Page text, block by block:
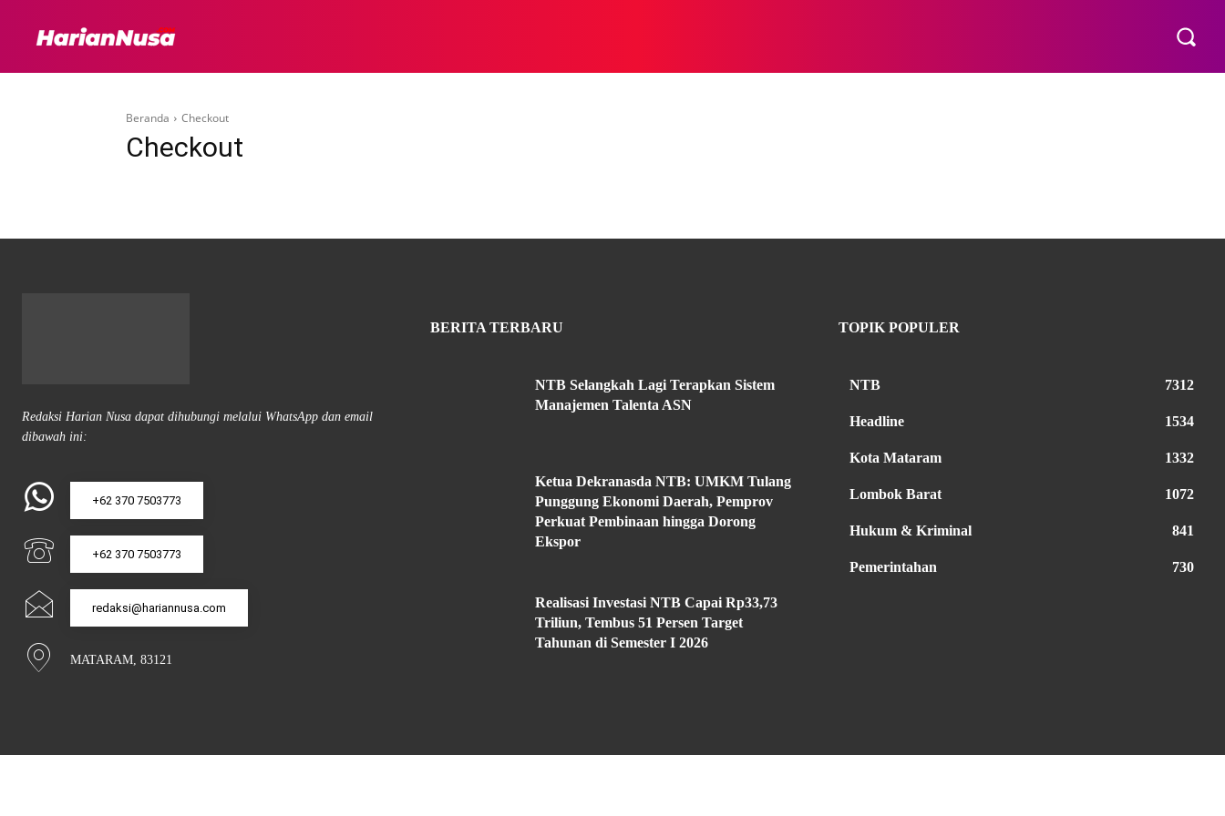
Beranda Checkout
Checkout
Redaksi Harian Nusa dapat dihubungi melalui WhatsApp dan email
dibawah ini:
+62 370 7503773
+62 370 7503773
redaksi@hariannusa.com
MATARAM, 83121
BERITA TERBARU
NTB Selangkah Lagi Terapkan Sistem
Manajemen Talenta ASN
Ketua Dekranasda NTB: UMKM Tulang
Punggung Ekonomi Daerah, Pemprov
Perkuat Pembinaan hingga Dorong
Ekspor
Realisasi Investasi NTB Capai Rp33,73
Triliun, Tembus 51 Persen Target
Tahunan di Semester I 2026
TOPIK POPULER
NTB 7312
Headline 1534
Kota Mataram 1332
Lombok Barat 1072
Hukum & Kriminal 841
Pemerintahan 730